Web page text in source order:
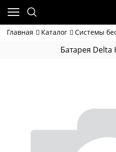
Главная Каталог Системы
Батарея Delta